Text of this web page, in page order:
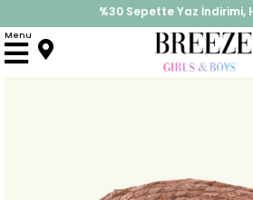
%30 Sepette Yaz İndirimi,
İndirimlere ek %10 İndirimi Kap,
Menu
Anasayfa Pijama & İç Giyim KIZ İç Giyim